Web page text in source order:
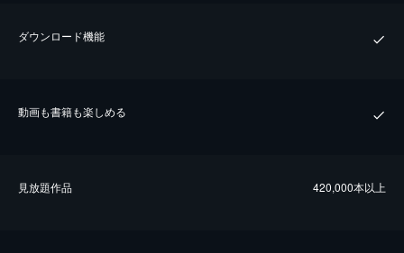
ダウンロード機能
動画も書籍も楽しめる
⾒放題作品 420,000本以上